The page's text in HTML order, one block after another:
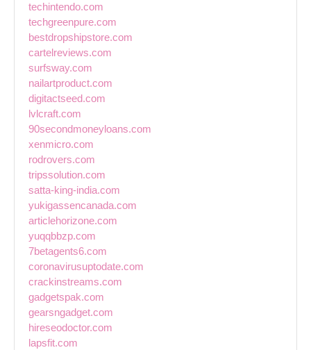
techintendo.com
techgreenpure.com
bestdropshipstore.com
cartelreviews.com
surfsway.com
nailartproduct.com
digitactseed.com
lvlcraft.com
90secondmoneyloans.com
xenmicro.com
rodrovers.com
tripssolution.com
satta-king-india.com
yukigassencanada.com
articlehorizone.com
yuqqbbzp.com
7betagents6.com
coronavirusuptodate.com
crackinstreams.com
gadgetspak.com
gearsngadget.com
hireseodoctor.com
lapsfit.com